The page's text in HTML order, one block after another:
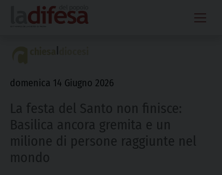
content
domenica 14 Giugno 2026
La festa del Santo non finisce:
Basilica ancora gremita e un
milione di persone raggiunte nel
mondo